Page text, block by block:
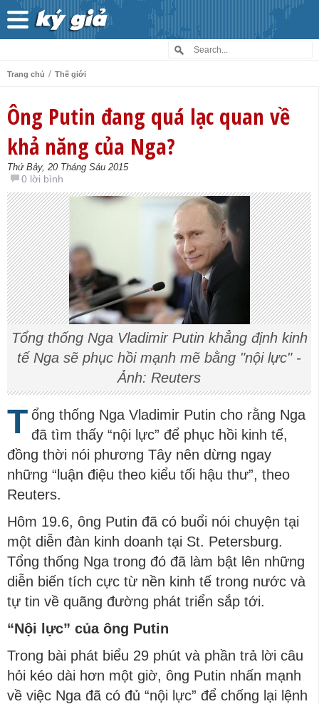
Trang chủ / Thế giới
Ông Putin đang quá lạc quan về
khả năng của Nga?
Thứ Bảy, 20 Tháng Sáu 2015
0 lời bình
Tổng thống Nga Vladimir Putin khẳng định kinh
tế Nga sẽ phục hồi mạnh mẽ bằng "nội lực" -
Ảnh: Reuters
T ổng thống Nga Vladimir Putin cho rằng Nga
đã tìm thấy “nội lực” để phục hồi kinh tế,
đồng thời nói phương Tây nên dừng ngay
những “luận điệu theo kiểu tối hậu thư”, theo
Reuters.
Hôm 19.6, ông Putin đã có buổi nói chuyện tại
một diễn đàn kinh doanh tại St. Petersburg.
Tổng thống Nga trong đó đã làm bật lên những
diễn biến tích cực từ nền kinh tế trong nước và
tự tin về quãng đường phát triển sắp tới.
“Nội lực” của ông Putin
Trong bài phát biểu 29 phút và phần trả lời câu
hỏi kéo dài hơn một giờ, ông Putin nhấn mạnh
về việc Nga đã có đủ “nội lực” để chống lại lệnh